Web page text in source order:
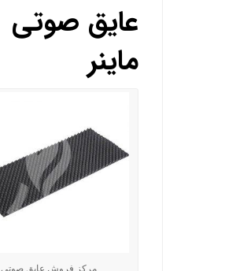
عایق صوتی
ماینر
مرکز فروش عایق صوتی